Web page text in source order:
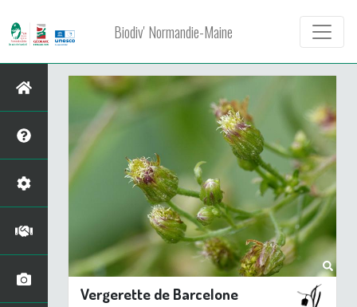
Biodiv' Normandie-Maine
Vergerette de Barcelone